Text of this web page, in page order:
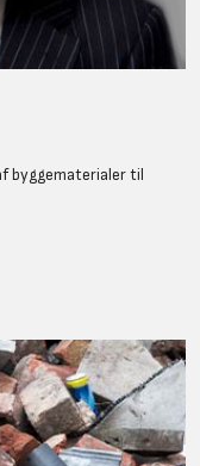
byggematerialer til